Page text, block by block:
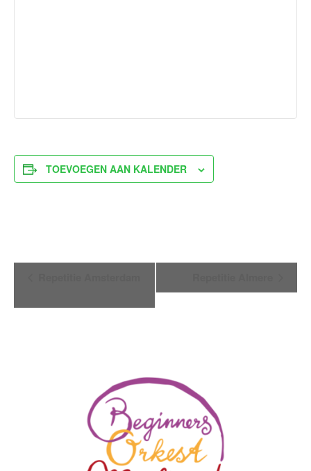
TOEVOEGEN AAN KALENDER